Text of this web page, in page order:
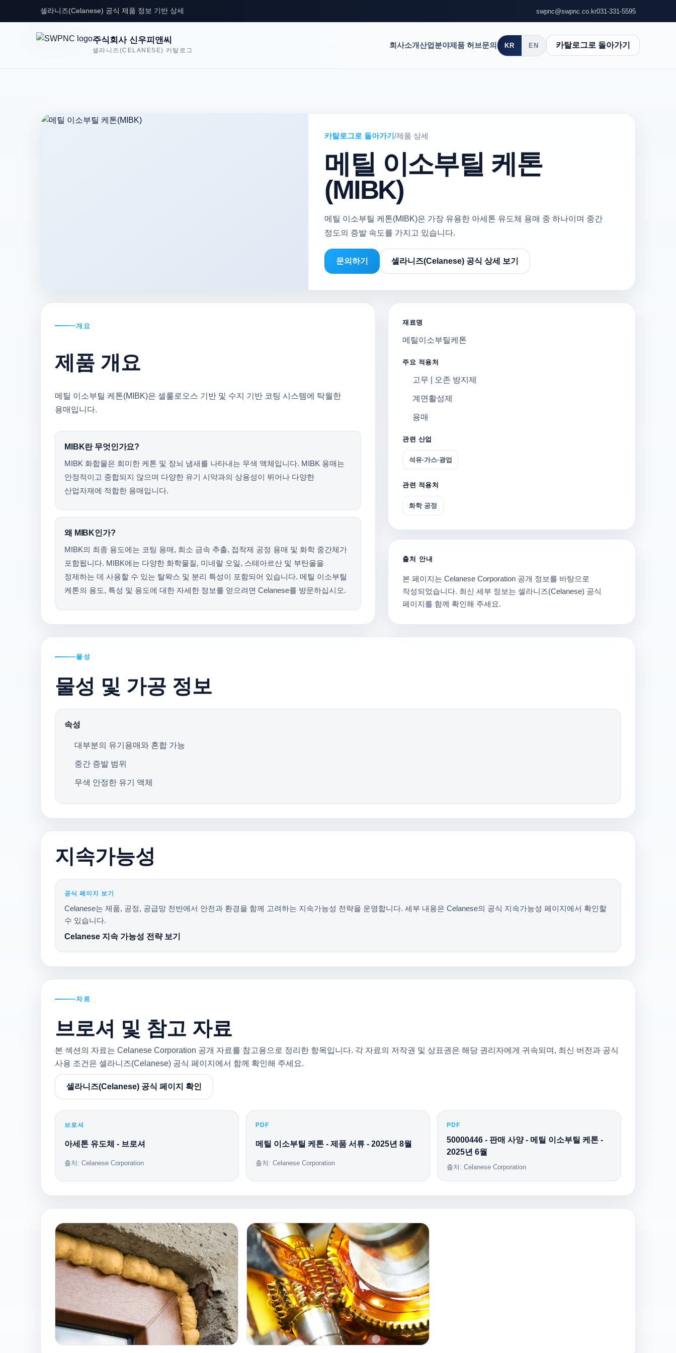
셀라니즈(Celanese) 공식 제품 정보 기반 상세 swpnc@swpnc.co.kr031-331-5595
주식회사 신우피앤씨
셀라니즈(CELANESE) 카탈로그
회사소개산업분야제품 허브문의 KR EN 카탈로그로 돌아가기
카탈로그로 돌아가기 /제품 상세
메틸 이소부틸 케톤
(MIBK)
메틸 이소부틸 케톤(MIBK)은 가장 유용한 아세톤 유도체 용매 중 하나이며 중간
정도의 증발 속도를 가지고 있습니다.
문의하기 셀라니즈(Celanese) 공식 상세 보기
개요
제품 개요
메틸 이소부틸 케톤(MIBK)은 셀룰로오스 기반 및 수지 기반 코팅 시스템에 탁월한
용매입니다.
MIBK란 무엇인가요?
MIBK 화합물은 희미한 케톤 및 장뇌 냄새를 나타내는 무색 액체입니다. MIBK 용매는
안정적이고 중합되지 않으며 다양한 유기 시약과의 상용성이 뛰어나 다양한
산업자재에 적합한 용매입니다.
왜 MIBK인가?
MIBK의 최종 용도에는 코팅 용매, 희소 금속 추출, 접착제 공정 용매 및 화학 중간체가
포함됩니다. MIBK에는 다양한 화학물질, 미네랄 오일, 스테아르산 및 부탄올을
정제하는 데 사용할 수 있는 탈왁스 및 분리 특성이 포함되어 있습니다. 메틸 이소부틸
케톤의 용도, 특성 및 용도에 대한 자세한 정보를 얻으려면 Celanese를 방문하십시오.
재료명
메틸이소부틸케톤
주요 적용처
고무 | 오존 방지제
계면활성제
용매
관련 산업
석유·가스·광업
관련 적용처
화학 공정
출처 안내
본 페이지는 Celanese Corporation 공개 정보를 바탕으로
작성되었습니다. 최신 세부 정보는 셀라니즈(Celanese) 공식
페이지를 함께 확인해 주세요.
물성
물성 및 가공 정보
속성
대부분의 유기용매와 혼합 가능
중간 증발 범위
무색 안정한 유기 액체
지속가능성
공식 페이지 보기
Celanese는 제품, 공정, 공급망 전반에서 안전과 환경을 함께 고려하는 지속가능성 전략을 운영합니다. 세부 내용은 Celanese의 공식 지속가능성 페이지에서 확인할
수 있습니다.
Celanese 지속 가능성 전략 보기
자료
브로셔 및 참고 자료
본 섹션의 자료는 Celanese Corporation 공개 자료를 참고용으로 정리한 항목입니다. 각 자료의 저작권 및 상표권은 해당 권리자에게 귀속되며, 최신 버전과 공식
사용 조건은 셀라니즈(Celanese) 공식 페이지에서 함께 확인해 주세요.
셀라니즈(Celanese) 공식 페이지 확인
브로셔
아세톤 유도체 - 브로셔
출처: Celanese Corporation
PDF
메틸 이소부틸 케톤 - 제품 서류 - 2025년 8월
출처: Celanese Corporation
PDF
50000446 - 판매 사양 - 메틸 이소부틸 케톤 -
2025년 6월
출처: Celanese Corporation